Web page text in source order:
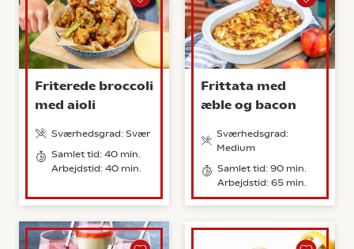
Friterede broccoli
med aioli
Sværhedsgrad: Svær
Samlet tid: 40 min.
Arbejdstid: 40 min.
Frittata med
æble og bacon
Sværhedsgrad:
Medium
Samlet tid: 90 min.
Arbejdstid: 65 min.